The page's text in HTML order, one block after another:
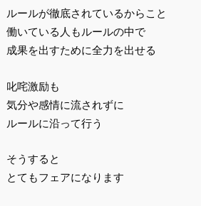
ルールが徹底されているからこと
働いている人もルールの中で
成果を出すために全力を出せる
叱咤激励も
気分や感情に流されずに
ルールに沿って行う
そうすると
とてもフェアになります